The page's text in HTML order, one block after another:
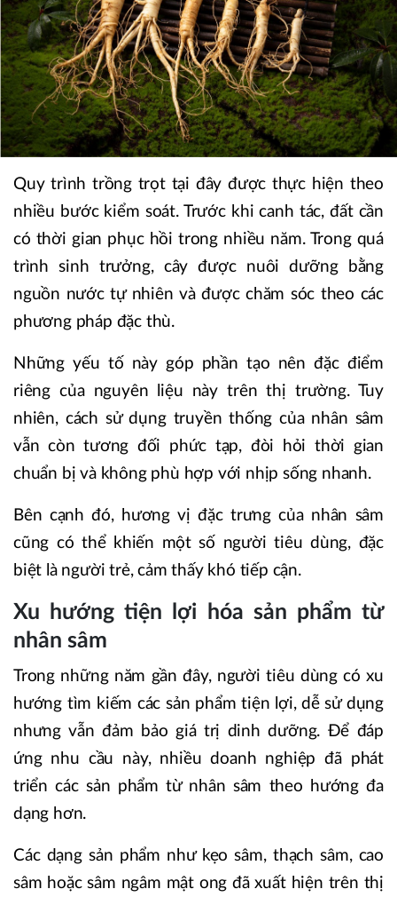
Quy trình trồng trọt tại đây được thực hiện theo
nhiều bước kiểm soát. Trước khi canh tác, đất cần
có thời gian phục hồi trong nhiều năm. Trong quá
trình sinh trưởng, cây được nuôi dưỡng bằng
nguồn nước tự nhiên và được chăm sóc theo các
phương pháp đặc thù.
Những yếu tố này góp phần tạo nên đặc điểm
riêng của nguyên liệu này trên thị trường. Tuy
nhiên, cách sử dụng truyền thống của nhân sâm
vẫn còn tương đối phức tạp, đòi hỏi thời gian
chuẩn bị và không phù hợp với nhịp sống nhanh.
Bên cạnh đó, hương vị đặc trưng của nhân sâm
cũng có thể khiến một số người tiêu dùng, đặc
biệt là người trẻ, cảm thấy khó tiếp cận.
Xu hướng tiện lợi hóa sản phẩm từ
nhân sâm
Trong những năm gần đây, người tiêu dùng có xu
hướng tìm kiếm các sản phẩm tiện lợi, dễ sử dụng
nhưng vẫn đảm bảo giá trị dinh dưỡng. Để đáp
ứng nhu cầu này, nhiều doanh nghiệp đã phát
triển các sản phẩm từ nhân sâm theo hướng đa
dạng hơn.
Các dạng sản phẩm như kẹo sâm, thạch sâm, cao
sâm hoặc sâm ngâm mật ong đã xuất hiện trên thị